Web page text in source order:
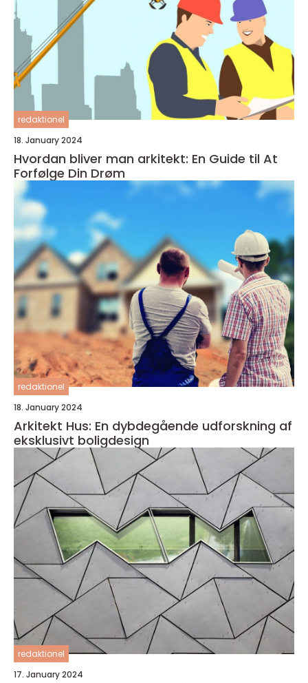
redaktionel
18. January 2024
Hvordan bliver man arkitekt: En Guide til At
Forfølge Din Drøm
redaktionel
18. January 2024
Arkitekt Hus: En dybdegående udforskning af
eksklusivt boligdesign
redaktionel
17. January 2024